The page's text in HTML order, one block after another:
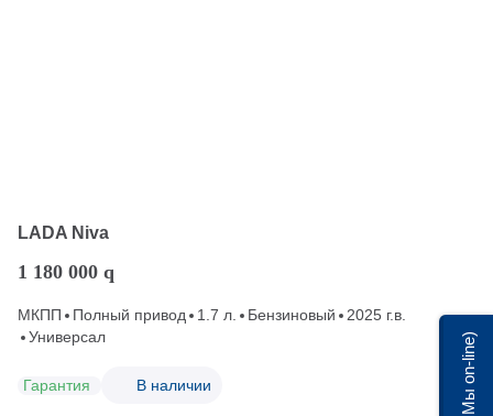
LADA Niva
1 180 000 q
МКПП Полный привод 1.7 л. Бензиновый
2025 г.в.
Универсал
Гарантия В наличии Мы on-line)